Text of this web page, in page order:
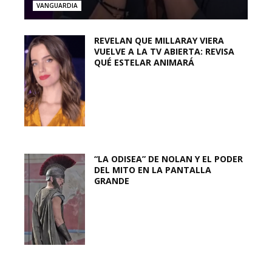
VANGUARDIA
REVELAN QUE MILLARAY VIERA
VUELVE A LA TV ABIERTA: REVISA
QUÉ ESTELAR ANIMARÁ
“LA ODISEA” DE NOLAN Y EL PODER
DEL MITO EN LA PANTALLA
GRANDE